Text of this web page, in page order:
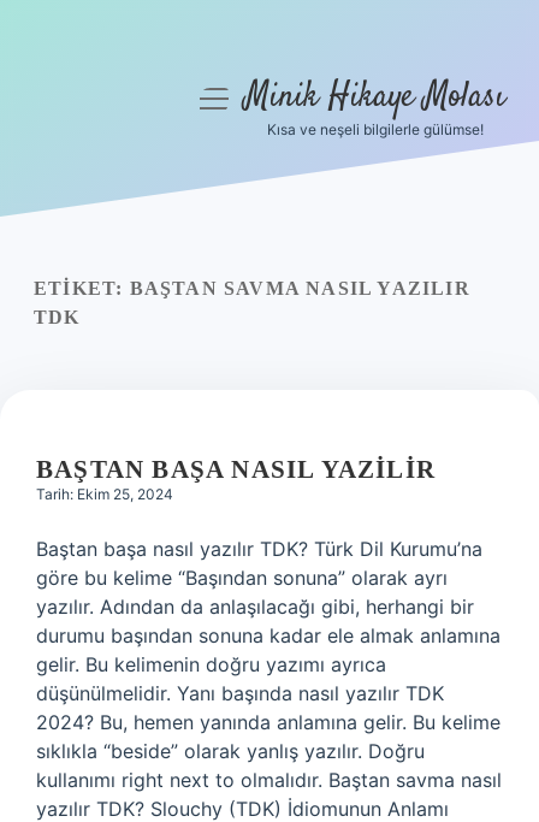
Yasal Uyarı
menüyüMinik Hikaye Molası
Kısa ve neşeli bilgilerle gülümse!
ETIKET: BAŞTAN SAVMA NASIL YAZILIR
TDK
BAŞTAN BAŞA NASIL YAZILIR
Tarih: Ekim 25, 2024
Baştan başa nasıl yazılır TDK? Türk Dil Kurumu’na
göre bu kelime “Başından sonuna” olarak ayrı
yazılır. Adından da anlaşılacağı gibi, herhangi bir
durumu başından sonuna kadar ele almak anlamına
gelir. Bu kelimenin doğru yazımı ayrıca
düşünülmelidir. Yanı başında nasıl yazılır TDK
2024? Bu, hemen yanında anlamına gelir. Bu kelime
sıklıkla “beside” olarak yanlış yazılır. Doğru
kullanımı right next to olmalıdır. Baştan savma nasıl
yazılır TDK? Slouchy (TDK) İdiomunun Anlamı